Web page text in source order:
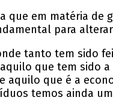
que em matéria
para
tanto tem sido
que tem sido
aquilo que é a
temos ainda